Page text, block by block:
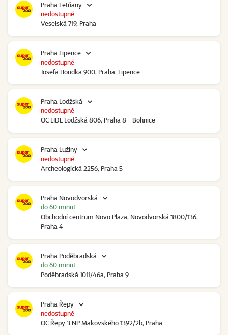
Praha Letňany
Veselská 719, Praha
nedostupné
Praha Lipence
Josefa Houdka 900, Praha-Lipence
nedostupné
Praha Lodžská
OC LIDL Lodžská 806, Praha 8 - Bohnice
nedostupné
Praha Lužiny
Archeologická 2256, Praha 5
nedostupné
Praha Novodvorská
Obchodní centrum Novo Plaza, Novodvorská 1800/136,
Praha 4
do 60 minut
Praha Poděbradská
Poděbradská 1011/46a, Praha 9
do 60 minut
Praha Řepy
OC Řepy 3.NP Makovského 1392/2b, Praha
nedostupné